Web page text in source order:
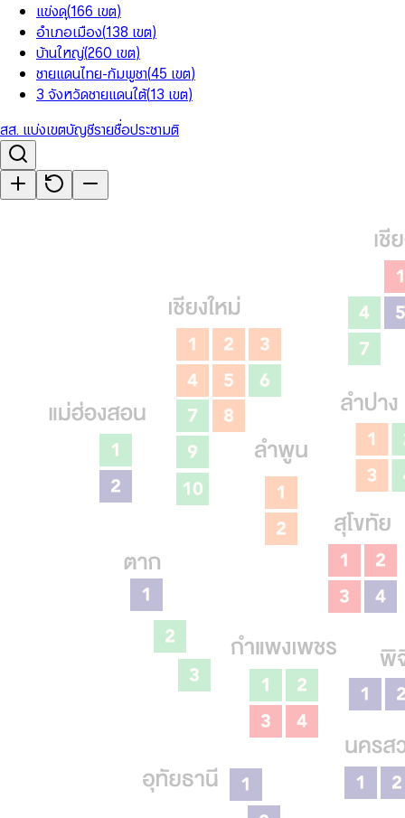
แข่งดุ(166 เขต)
อำเภอเมือง(138 เขต)
บ้านใหญ่(260 เขต)
ชายแดนไทย-กัมพูชา(45 เขต)
3 จังหวัดชายแดนใต้(13 เขต)
สส. แบ่งเขตบัญชีรายชื่อประชามติ